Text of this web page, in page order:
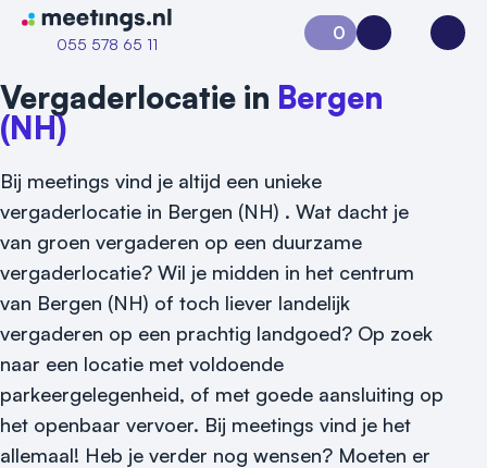
Naar home van Meetings
055 578 65 11
0
Aanvraag 0Inloggen
Vergaderlocatie in Bergen
(NH)
Bij meetings vind je altijd een unieke
vergaderlocatie in Bergen (NH) . Wat dacht je
van groen vergaderen op een duurzame
vergaderlocatie? Wil je midden in het centrum
van Bergen (NH) of toch liever landelijk
vergaderen op een prachtig landgoed? Op zoek
naar een locatie met voldoende
parkeergelegenheid, of met goede aansluiting op
het openbaar vervoer. Bij meetings vind je het
allemaal! Heb je verder nog wensen? Moeten er